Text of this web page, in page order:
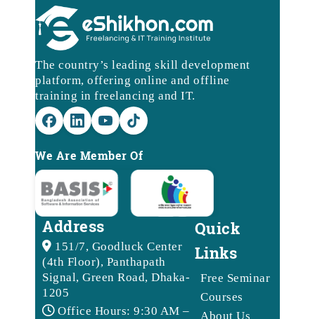
The country’s leading skill development
platform, offering online and offline
training in freelancing and IT.
We Are Member Of
Address
151/7, Goodluck Center
(4th Floor), Panthapath
Signal, Green Road, Dhaka-
1205
Office Hours: 9:30 AM –
Quick
Links
Free Seminar
Courses
About Us